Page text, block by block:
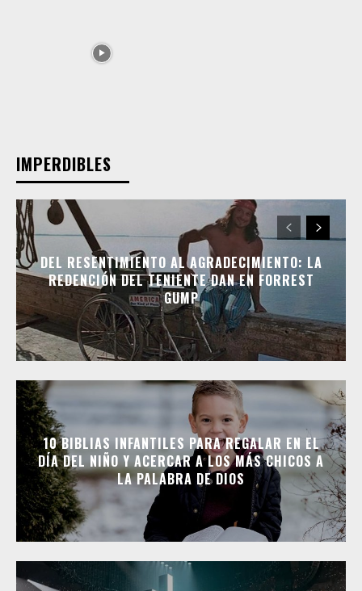
IMPERDIBLES
DEL RESENTIMIENTO AL AGRADECIMIENTO: LA
REDENCIÓN DEL TENIENTE DAN EN FORREST
GUMP
10 BIBLIAS INFANTILES PARA REGALAR EN EL
DÍA DEL NIÑO Y ACERCAR A LOS MÁS CHICOS A
LA PALABRA DE DIOS